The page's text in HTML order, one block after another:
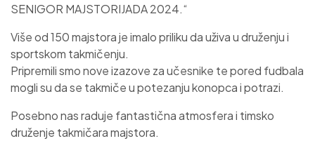
SENIGOR MAJSTORIJADA 2024.“
Više od 150 majstora je imalo priliku da uživa u druženju i
sportskom takmičenju.
Pripremili smo nove izazove za učesnike te pored fudbala
mogli su da se takmiče u potezanju konopca i potrazi.
Posebno nas raduje fantastična atmosfera i timsko
druženje takmičara majstora.